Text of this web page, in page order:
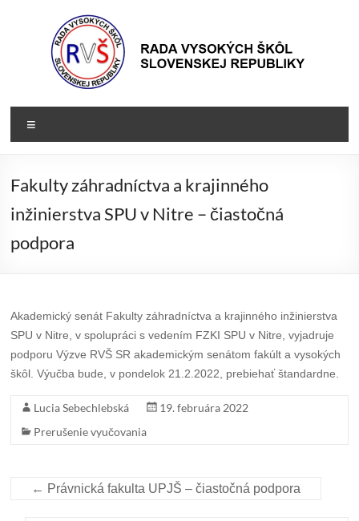
Rada
VŠ
Rada
vysokých
republiky
Fakulty záhradníctva a krajinného
inžinierstva SPU v Nitre – čiastočná
podpora
Akademický senát Fakulty záhradníctva a krajinného inžinierstva
SPU v Nitre, v spolupráci s vedením FZKI SPU v Nitre, vyjadruje
podporu Výzve RVŠ SR akademickým senátom fakúlt a vysokých
škôl. Výučba bude, v pondelok 21.2.2022, prebiehať štandardne.
Lucia Sebechlebská
19. februára 2022
Prerušenie vyučovania
← Právnická fakulta UPJŠ – čiastočná podpora